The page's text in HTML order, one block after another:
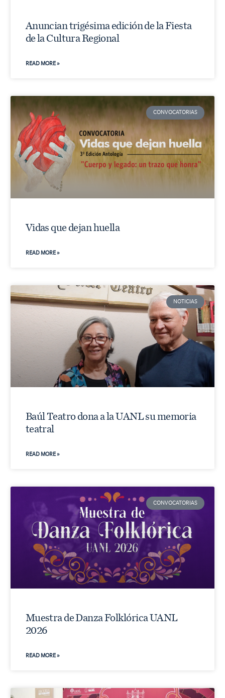
Anuncian trigésima edición de la Fiesta
de la Cultura Regional
READ MORE »
CONVOCATORIAS
Vidas que dejan huella
READ MORE »
NOTICIAS
Baúl Teatro dona a la UANL su memoria
teatral
READ MORE »
CONVOCATORIAS
Muestra de Danza Folklórica UANL
2026
READ MORE »